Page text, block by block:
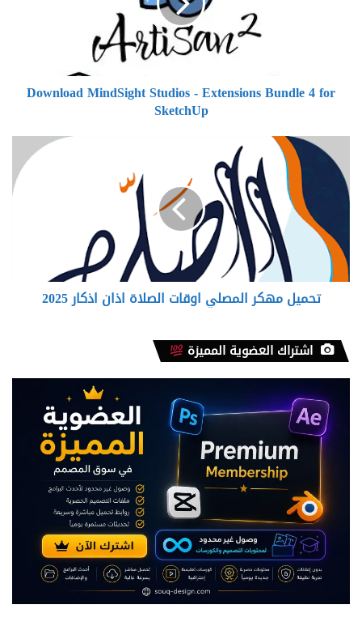
Download MindSight Studios - Extensions Bundle 4 for
SketchUp
مهكر
المصلي
اوقات
اذكار
2025
تحميل مهكر المصلي اوقات الصلاة اذان اذكار 2025
اشتراك العضوية المميزة